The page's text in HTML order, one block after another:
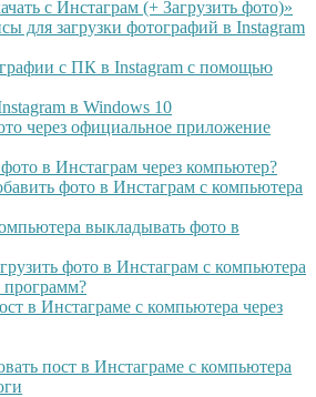
с Инстаграм (+ Загрузить фото)»
для загрузки фотографий в Instagram
с ПК в Instagram с помощью
в Windows 10
через официальное приложение
в Инстаграм через компьютер?
фото в Инстаграм с компьютера
выкладывать фото в
фото в Инстаграм с компьютера
программ?
в Инстаграме с компьютера через
пост в Инстаграме с компьютера